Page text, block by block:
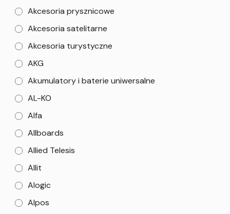
Akcesoria prysznicowe
Akcesoria satelitarne
Akcesoria turystyczne
AKG
Akumulatory i baterie uniwersalne
AL-KO
Alfa
Allboards
Allied Telesis
Allit
Alogic
Alpos